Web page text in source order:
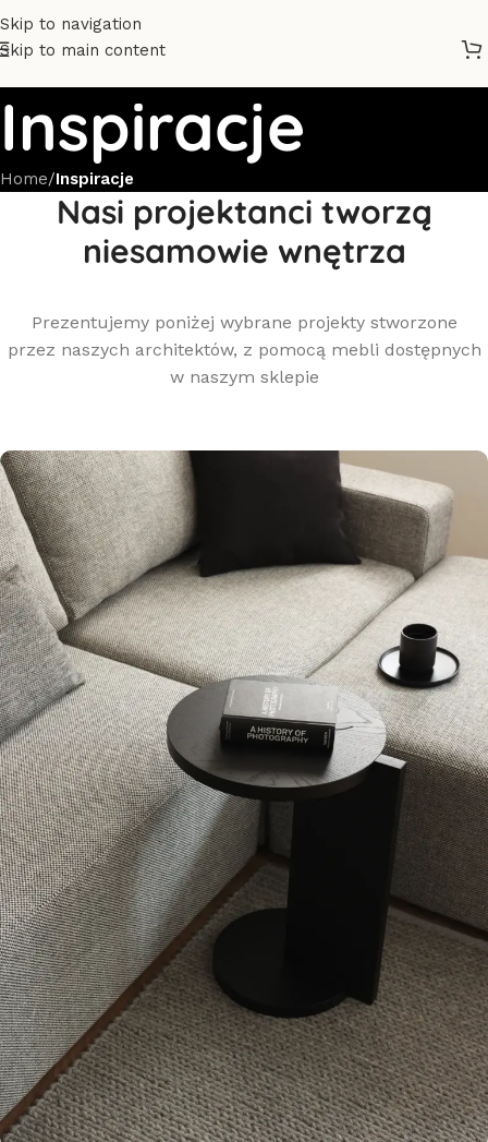
Skip to navigation
Skip to main content
Inspiracje
Home/Inspiracje
Nasi projektanci tworzą
niesamowie wnętrza
Prezentujemy poniżej wybrane projekty stworzone
przez naszych architektów, z pomocą mebli dostępnych
w naszym sklepie